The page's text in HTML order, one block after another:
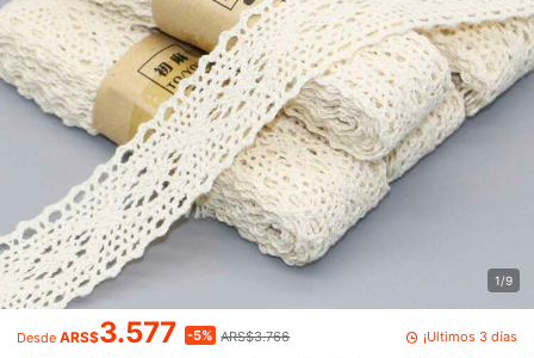
1/9
Desde ARS$3.577 -5% ARS$3.766 ¡Últimos 3 días